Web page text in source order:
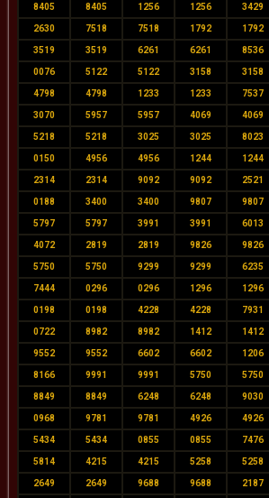
8405 8405 1256 1256 3429
2630 7518 7518 1792 1792
3519 3519 6261 6261 8536
0076 5122 5122 3158 3158
4798 4798 1233 1233 7537
3070 5957 5957 4069 4069
5218 5218 3025 3025 8023
0150 4956 4956 1244 1244
2314 2314 9092 9092 2521
0188 3400 3400 9807 9807
5797 5797 3991 3991 6013
4072 2819 2819 9826 9826
5750 5750 9299 9299 6235
7444 0296 0296 1296 1296
0198 0198 4228 4228 7931
0722 8982 8982 1412 1412
9552 9552 6602 6602 1206
8166 9991 9991 5750 5750
8849 8849 6248 6248 9030
0968 9781 9781 4926 4926
5434 5434 0855 0855 7476
5814 4215 4215 5258 5258
2649 2649 9688 9688 2187